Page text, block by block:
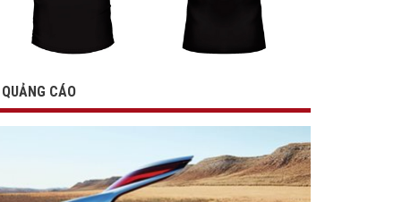
QUẢNG CÁO